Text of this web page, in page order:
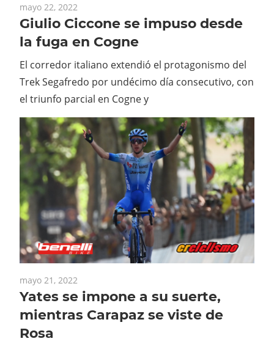
mayo 22, 2022
Giulio Ciccone se impuso desde
la fuga en Cogne
El corredor italiano extendió el protagonismo del
Trek Segafredo por undécimo día consecutivo, con
el triunfo parcial en Cogne y
mayo 21, 2022
Yates se impone a su suerte,
mientras Carapaz se viste de
Rosa